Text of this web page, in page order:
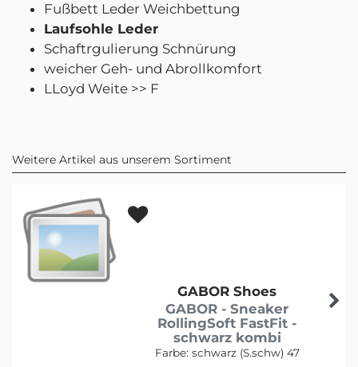
Fußbett Leder Weichbettung
Laufsohle Leder
Schaftrgulierung Schnürung
weicher Geh- und Abrollkomfort
LLoyd Weite >> F
Weitere Artikel aus unserem Sortiment
GABOR Shoes
GABOR - Sneaker
RollingSoft FastFit -
schwarz kombi
Farbe: schwarz (S.schw) 47